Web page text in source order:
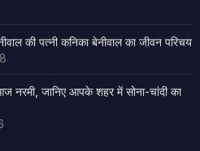
की पत्नी कनिका बेनीवाल का जीवन परिचय
नरमी, जानिए आपके शहर में सोना-चांदी का